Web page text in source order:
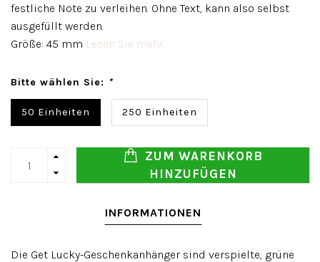
festliche Note zu verleihen. Ohne Text, kann also selbst
ausgefüllt werden.
Größe: 45 mm Lesen Sie mehr..
Bitte wählen Sie: *
50 Einheiten 250 Einheiten
ZUM WARENKORB
HINZUFÜGEN
INFORMATIONEN
Die Get Lucky-Geschenkanhänger sind verspielte, grüne